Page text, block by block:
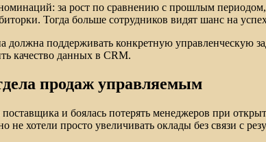
за рост по сравнению с прошлым периодом,
Тогда больше сотрудников видят шанс на
поддерживать конкретную управленческую
качество данных в CRM.
продаж управляемым
и боялась потерять менеджеров при
хотели просто увеличивать оклады без связи с